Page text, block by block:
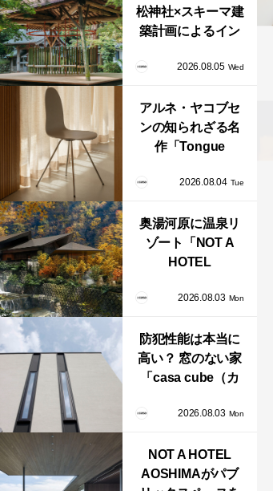
松神社×スキーマ建
築計画によるイン
「循環する竹風
2026.08.05 Wed
アルネ・ヤコブセ
ンの知られざる名
作「Tongue
FRITZ HANSENか
本で発売開始！
2026.08.04 Tue
奥湯河原に温泉リ
ゾート「NOT A
HOTEL
誕生！販売を日
始！
2026.08.03 Mon
防犯性能は本当に
高い？ 窓のない家
「casa cube（カ
ブ）」が叶えるプ
感の正体
2026.08.03 Mon
NOT A HOTEL
AOSHIMAがパブ